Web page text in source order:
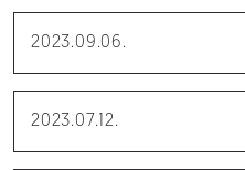
2023.09.06.
2023.07.12.